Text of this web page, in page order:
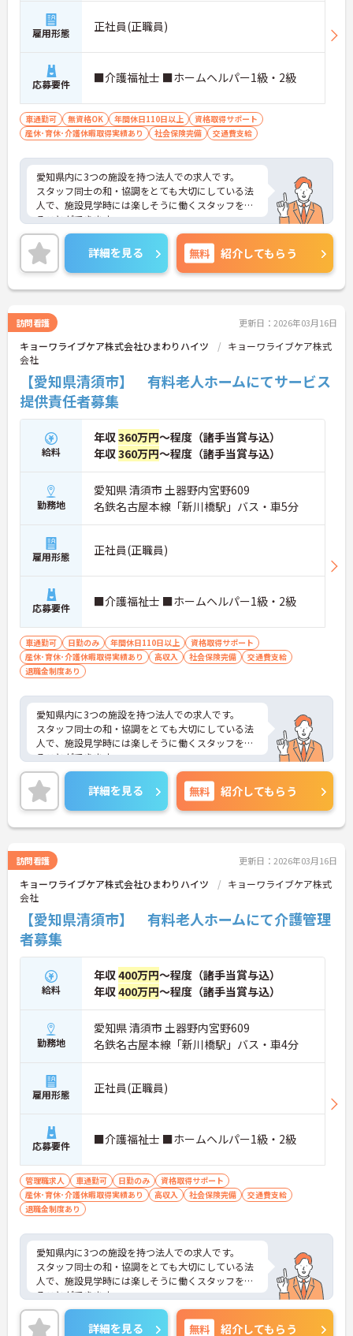
雇用形態 正社員(正職員)
応募要件 ■介護福祉士 ■ホームヘルパー1級・2級
車通勤可 無資格OK 年間休日110日以上
資格取得サポート
産休･育休･介護休暇取得実績あり
社会保険完備 交通費支給
愛知県内に3つの施設を持つ法人での求人です。
スタッフ同士の和・協調をとても大切にしている法
人で、施設見学時には楽しそうに働くスタッフを見
ることができます。
正社員の場合は、勤務日数で給与の水準を選べるよ
うな制度やそれぞれの頑張りによる評価制度など、
それぞれに合った働き方を提案してくれます。
また、利用者には医療依存度の高い方がほとんどで
あるため、緩和ケアや看取りのケアに興味のあられ
詳細を見る 無料 紹介してもらう
訪問看護 更新日：2026年03月16日
キョーワライブケア株式会社ひまわりハイツ
キョーワライブケア株式
会社
【愛知県清須市】 有料老人ホームにてサービス
提供責任者募集
給料
年収360万円～程度（諸手当賞与込）
年収360万円～程度（諸手当賞与込）
勤務地
愛知県 清須市 土器野内宮野609
名鉄名古屋本線「新川橋駅」バス・車5分
雇用形態 正社員(正職員)
応募要件 ■介護福祉士 ■ホームヘルパー1級・2級
車通勤可 日勤のみ 年間休日110日以上
資格取得サポート
産休･育休･介護休暇取得実績あり
高収入 社会保険完備
交通費支給
退職金制度あり
愛知県内に3つの施設を持つ法人での求人です。
スタッフ同士の和・協調をとても大切にしている法
人で、施設見学時には楽しそうに働くスタッフを見
ることができます。
正社員の場合は、勤務日数で給与の水準を選べるよ
うな制度やそれぞれの頑張りによる評価制度など、
それぞれに合った働き方を提案してくれます。
また、利用者には医療依存度の高い方がほとんどで
あるため、緩和ケアや看取りのケアに興味のあられ
詳細を見る 無料 紹介してもらう
訪問看護 更新日：2026年03月16日
キョーワライブケア株式会社ひまわりハイツ
キョーワライブケア株式
会社
【愛知県清須市】 有料老人ホームにて介護管理
者募集
給料
年収400万円～程度（諸手当賞与込）
年収400万円～程度（諸手当賞与込）
勤務地
愛知県 清須市 土器野内宮野609
名鉄名古屋本線「新川橋駅」バス・車4分
雇用形態 正社員(正職員)
応募要件 ■介護福祉士 ■ホームヘルパー1級・2級
管理職求人 車通勤可 日勤のみ
資格取得サポート
産休･育休･介護休暇取得実績あり
高収入 社会保険完備
交通費支給
退職金制度あり
愛知県内に3つの施設を持つ法人での求人です。
スタッフ同士の和・協調をとても大切にしている法
人で、施設見学時には楽しそうに働くスタッフを見
ることができます。
正社員の場合は、勤務日数で給与の水準を選べるよ
うな制度やそれぞれの頑張りによる評価制度など、
詳細を見る 無料 紹介してもらう